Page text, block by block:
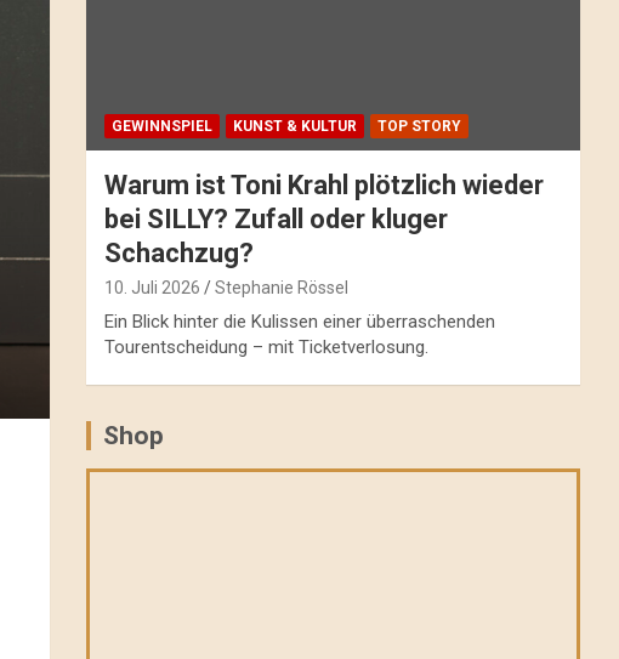
GEWINNSPIEL KUNST & KULTUR TOP STORY
Warum ist Toni Krahl plötzlich wieder
bei SILLY? Zufall oder kluger
Schachzug?
10. Juli 2026 Stephanie Rössel
Ein Blick hinter die Kulissen einer überraschenden
Tourentscheidung – mit Ticketverlosung.
Shop